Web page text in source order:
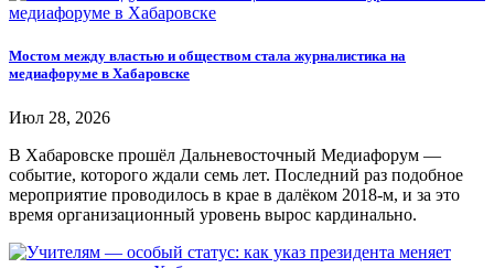
Мостом между властью и обществом стала журналистика на
медиафоруме в Хабаровске
Июл 28, 2026
В Хабаровске прошёл Дальневосточный Медиафорум —
событие, которого ждали семь лет. Последний раз подобное
мероприятие проводилось в крае в далёком 2018-м, и за это
время организационный уровень вырос кардинально.